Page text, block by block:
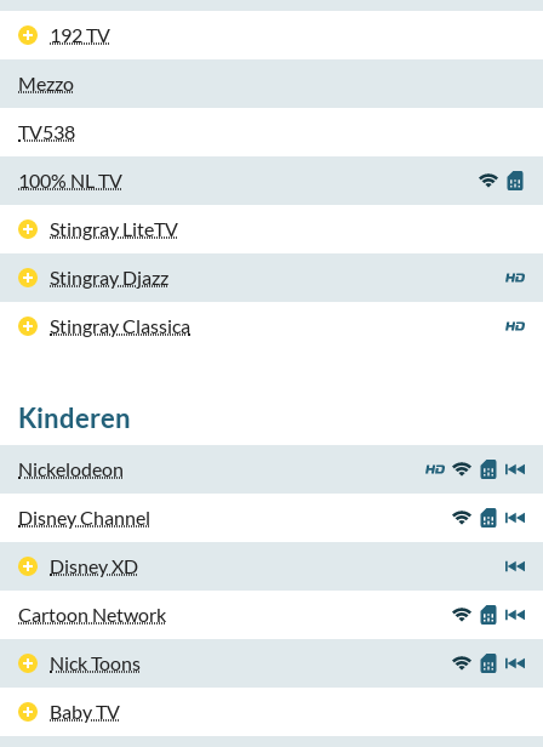
192 TV
Mezzo
TV538
100% NL TV
Stingray LiteTV
Stingray Djazz
Stingray Classica
Kinderen
Nickelodeon
Disney Channel
Disney XD
Cartoon Network
Nick Toons
Baby TV